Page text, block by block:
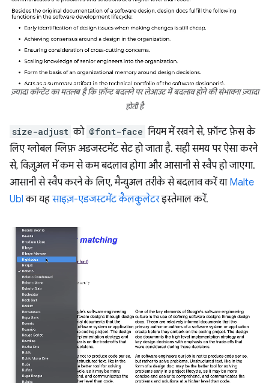
ज़्यादा कॉन्टेंट का मतलब है कि फ़ॉन्ट बदलने पर लेआउट में बदलाव होने की संभावना ज़्यादा
होती है
size-adjust को @font-face नियम में रखने से, फ़ॉन्ट फ़ेस के
लिए ग्लोबल ग्लिफ़ अडजस्टमेंट सेट हो जाता है. सही समय पर ऐसा करने
से, विज़ुअल में कम से कम बदलाव होगा और आसानी से स्वैप हो जाएगा.
आसानी से स्वैप करने के लिए, मैन्युअल तरीके से बदलाव करें या Malte
Ubl का यहसाइज़-एडजस्टमेंट कैलकुलेटरइस्तेमाल करें.